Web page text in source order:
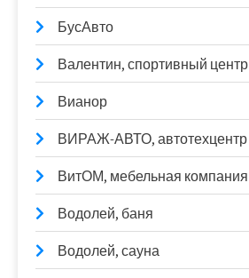
БусАвто
Валентин, спортивный центр
Вианор
ВИРАЖ-АВТО, автотехцентр
ВитОМ, мебельная компания
Водолей, баня
Водолей, сауна